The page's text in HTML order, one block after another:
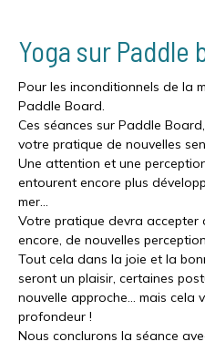
Yoga sur Paddle
Pour les inconditionnels de la
Paddle Board.
Ces séances sur Paddle
votre pratique de nouvelles
Une attention et une
entourent encore plus
mer…
Votre pratique devra accepter
encore, de nouvelles
Tout cela dans la joie et la
seront un plaisir, certaines
nouvelle approche… mais cela
profondeur !
Nous conclurons la séance